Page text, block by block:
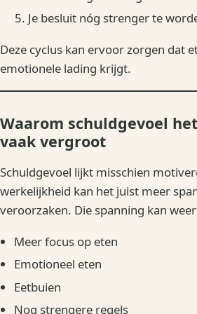
Je besluit nóg strenger te
Deze cyclus kan ervoor zorgen dat
emotionele lading krijgt.
Waarom schuldgevoel
vaak vergroot
Schuldgevoel lijkt misschien
werkelijkheid kan het juist meer
veroorzaken. Die spanning kan
Meer focus op eten
Emotioneel eten
Eetbuien
Nog strengere regels